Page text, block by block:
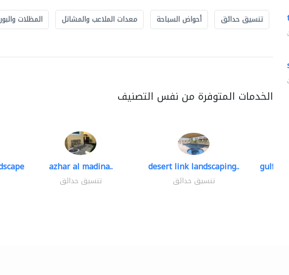
تنسيق حدائق أحواض السباحة معدات الملاعب والمشاتل المظلات
الخدمات المتوفرة من نفس التصنيف
azhar al madina..
تنسيق حدائق
desert link landscaping..
تنسيق حدائق
gulf-